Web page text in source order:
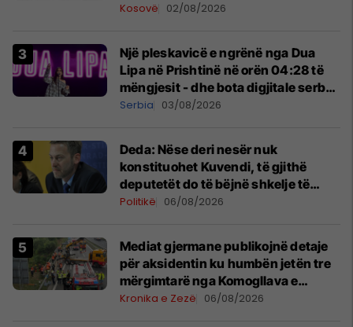
Kosovë 02/08/2026
Një pleskavicë e ngrënë nga Dua
Lipa në Prishtinë në orën 04:28 të
mëngjesit - dhe bota digjitale serbe
shpall gjendjen e luftës
Serbia 03/08/2026
Deda: Nëse deri nesër nuk
konstituohet Kuvendi, të gjithë
deputetët do të bëjnë shkelje të
rëndë kushtetuese
Politikë 06/08/2026
Mediat gjermane publikojnë detaje
për aksidentin ku humbën jetën tre
mërgimtarë nga Komogllava e
Ferizajt
Kronika e Zezë 06/08/2026